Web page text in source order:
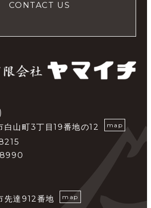
CONTACT US
白山町3丁目19番地の12
map
先達912番地
map